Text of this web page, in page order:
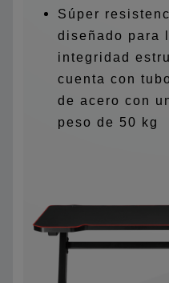
Súper
diseñado para
integridad
cuenta con
de acero con
peso de 50 kg